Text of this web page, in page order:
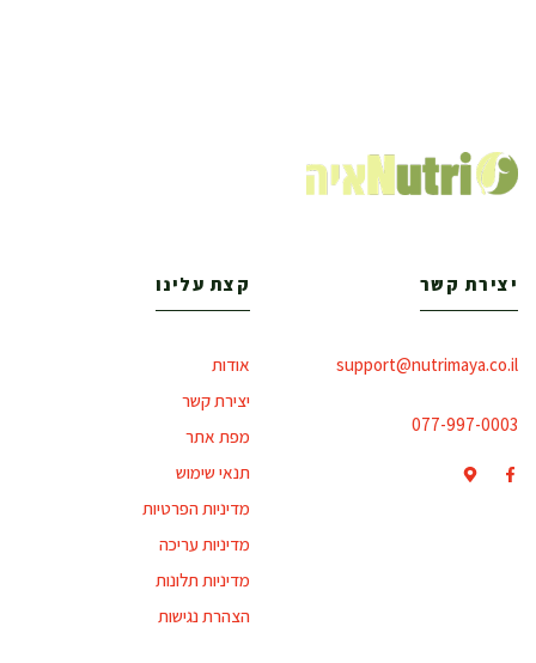
יצירת קשר
support@nutrimaya.co.il
077-997-0003
קצת עלינו
אודות
יצירת קשר
מפת אתר
תנאי שימוש
מדיניות הפרטיות
מדיניות עריכה
מדיניות תלונות
הצהרת נגישות